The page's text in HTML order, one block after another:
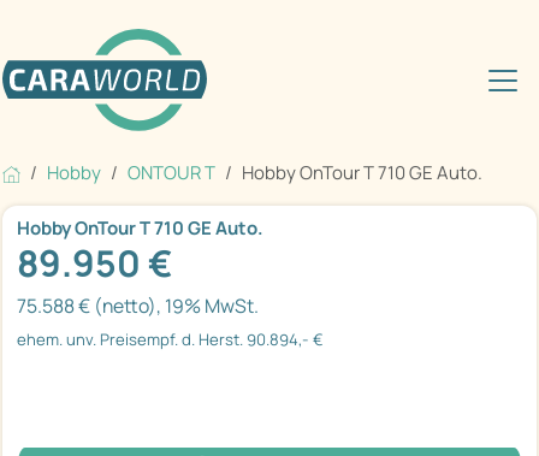
Hobby ONTOUR T Hobby OnTour T 710 GE Auto.
Hobby OnTour T 710 GE Auto.
89.950 €
75.588 € (netto), 19% MwSt.
ehem. unv. Preisempf. d. Herst. 90.894,- €